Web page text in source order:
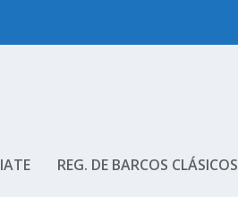
REG. DE BARCOS CLÁSICOS